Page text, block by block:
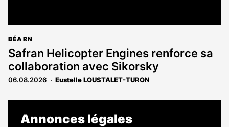
BÉARN
Safran Helicopter Engines renforce sa
collaboration avec Sikorsky
06.08.2026 Eustelle LOUSTALET-TURON
Annonces légales